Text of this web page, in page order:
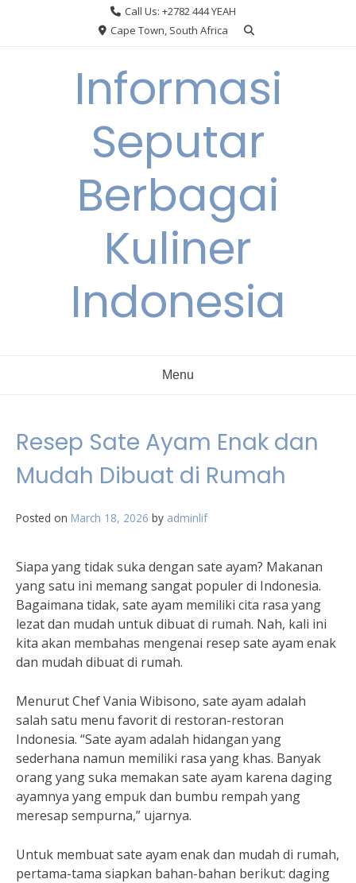
Call Us: +2782 444 YEAH
Cape Town, South Africa
Informasi
Seputar
Berbagai
Kuliner
Indonesia
Menu
Resep Sate Ayam Enak dan
Mudah Dibuat di Rumah
Posted on March 18, 2026 by adminlif
Siapa yang tidak suka dengan sate ayam? Makanan
yang satu ini memang sangat populer di Indonesia.
Bagaimana tidak, sate ayam memiliki cita rasa yang
lezat dan mudah untuk dibuat di rumah. Nah, kali ini
kita akan membahas mengenai resep sate ayam enak
dan mudah dibuat di rumah.
Menurut Chef Vania Wibisono, sate ayam adalah
salah satu menu favorit di restoran-restoran
Indonesia. “Sate ayam adalah hidangan yang
sederhana namun memiliki rasa yang khas. Banyak
orang yang suka memakan sate ayam karena daging
ayamnya yang empuk dan bumbu rempah yang
meresap sempurna,” ujarnya.
Untuk membuat sate ayam enak dan mudah di rumah,
pertama-tama siapkan bahan-bahan berikut: daging